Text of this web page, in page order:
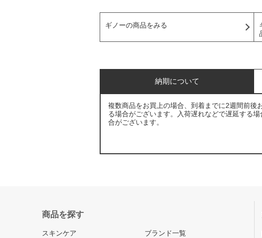
ギノーの商品をみる
納期について
複数商品をお買上の場合、到着までに2週間前後
る場合がございます。入荷遅れなどで遅延する
合がございます。
商品を探す
スキンケア ブランド一覧